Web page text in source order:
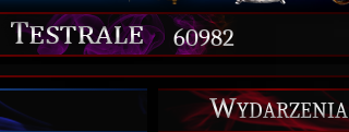
60982
Wydarzenia